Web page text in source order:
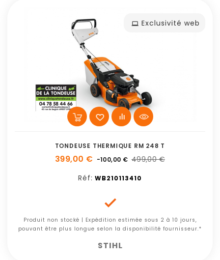
Exclusivité web
TONDEUSE THERMIQUE RM 248 T
399,00 € -100,00 € 499,00 €
Réf: WB210113410

Produit non stocké | Expédition estimée sous 2 à 10 jours,
pouvant être plus longue selon la disponibilité fournisseur.*
STIHL